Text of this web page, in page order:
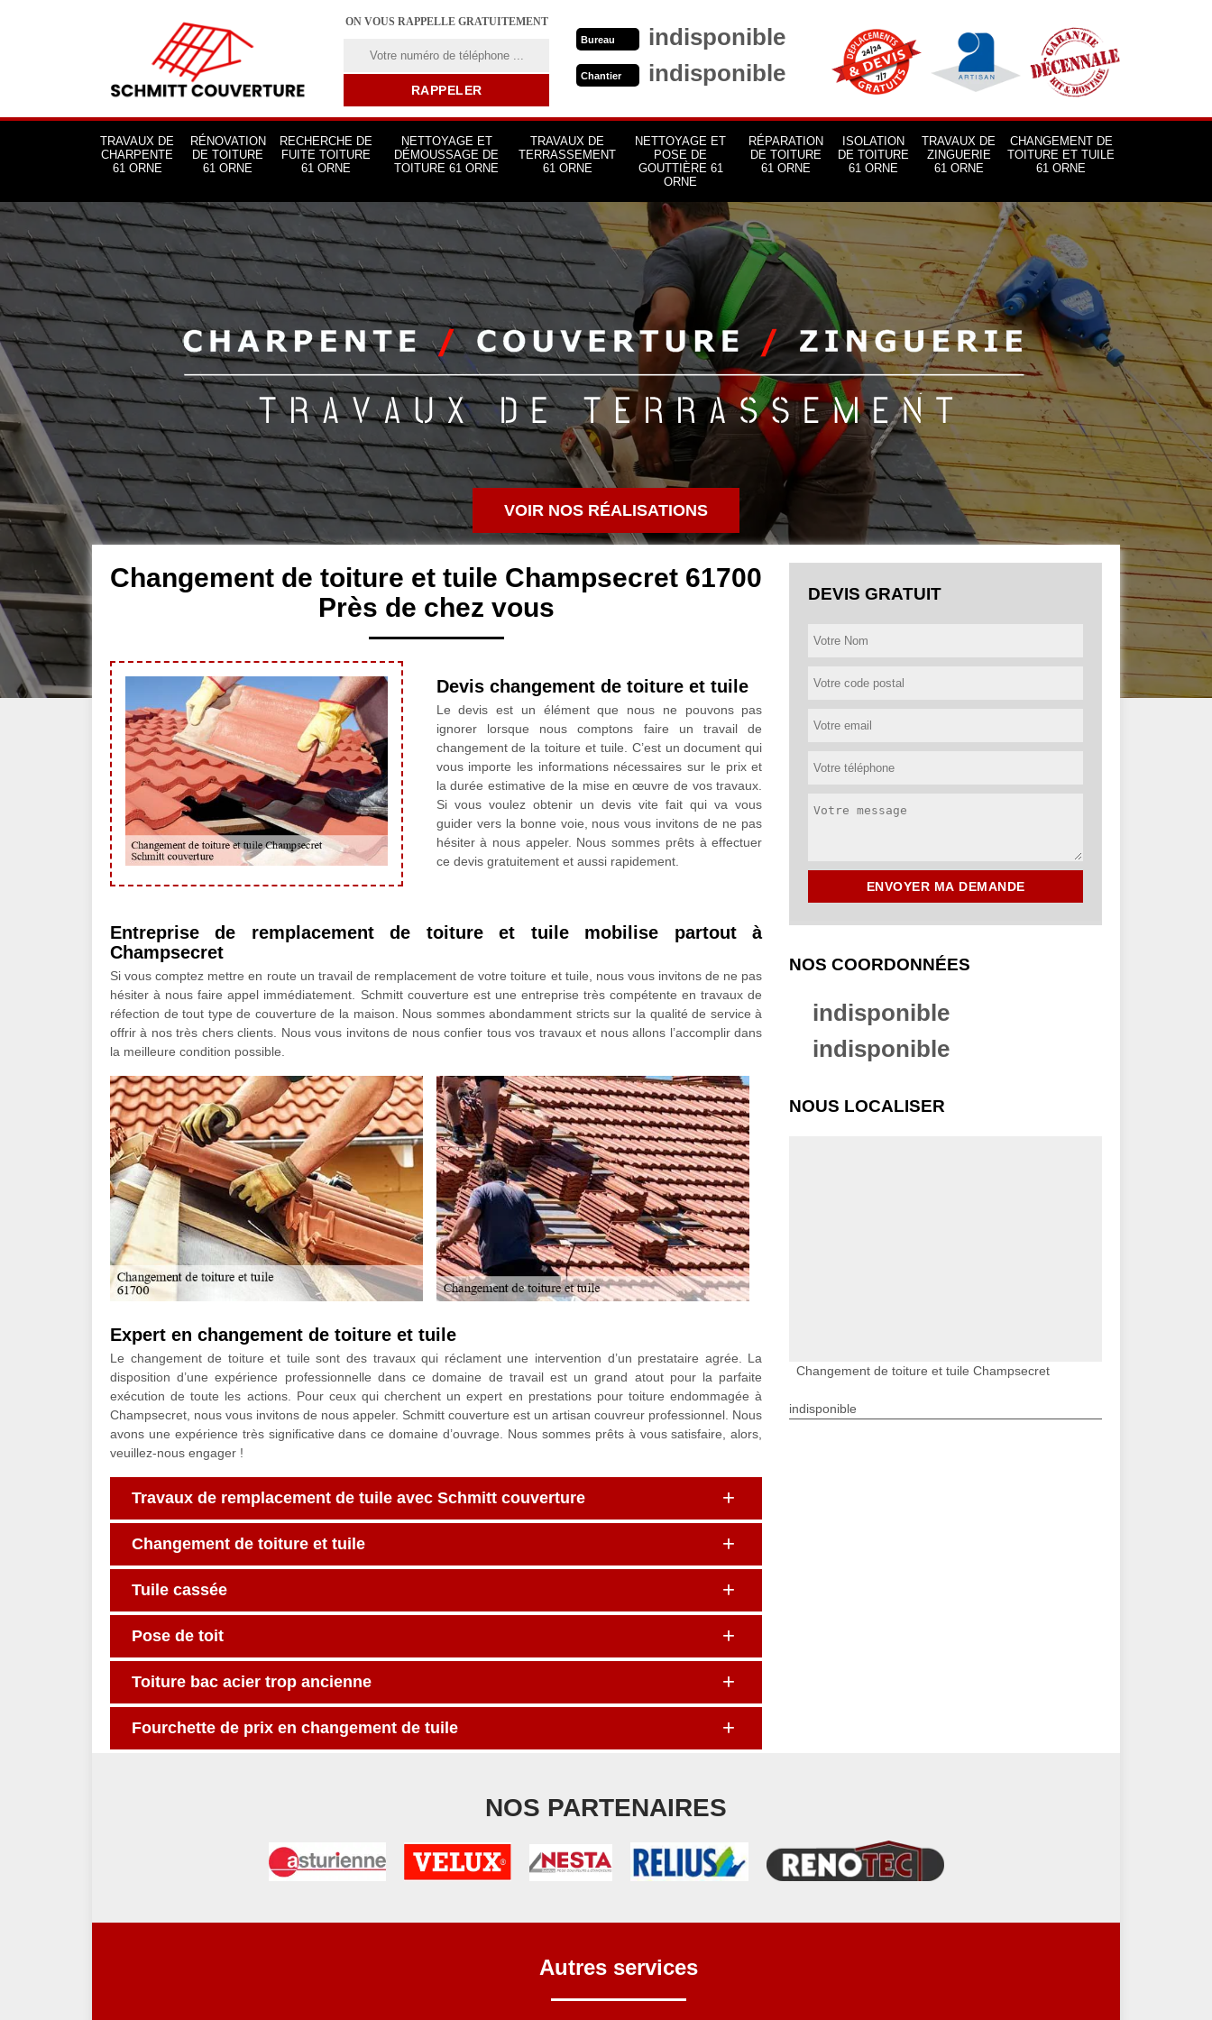
ON VOUS RAPPELLE GRATUITEMENT
Bureau indisponible
Chantier indisponible
TRAVAUX DE
CHARPENTE
61 ORNE
RÉNOVATION
DE TOITURE
61 ORNE
RECHERCHE DE
FUITE TOITURE
61 ORNE
NETTOYAGE ET
DÉMOUSSAGE DE
TOITURE 61 ORNE
TRAVAUX DE
TERRASSEMENT
61 ORNE
NETTOYAGE ET
POSE DE
GOUTTIÈRE 61
ORNE
RÉPARATION
DE TOITURE
61 ORNE
ISOLATION
DE TOITURE
61 ORNE
TRAVAUX DE
ZINGUERIE
61 ORNE
CHANGEMENT DE
TOITURE ET TUILE
61 ORNE
VOIR NOS RÉALISATIONS
Changement de toiture et tuile Champsecret 61700
Près de chez vous
Devis changement de toiture et tuile
Le devis est un élément que nous ne pouvons pas
ignorer lorsque nous comptons faire un travail de
changement de la toiture et tuile. C’est un document qui
vous importe les informations nécessaires sur le prix et
la durée estimative de la mise en œuvre de vos travaux.
Si vous voulez obtenir un devis vite fait qui va vous
guider vers la bonne voie, nous vous invitons de ne pas
hésiter à nous appeler. Nous sommes prêts à effectuer
ce devis gratuitement et aussi rapidement.
Entreprise de remplacement de toiture et tuile mobilise partout à
Champsecret
Si vous comptez mettre en route un travail de remplacement de votre toiture et tuile, nous vous invitons de ne pas
hésiter à nous faire appel immédiatement. Schmitt couverture est une entreprise très compétente en travaux de
réfection de tout type de couverture de la maison. Nous sommes abondamment stricts sur la qualité de service à
offrir à nos très chers clients. Nous vous invitons de nous confier tous vos travaux et nous allons l’accomplir dans
la meilleure condition possible.
Expert en changement de toiture et tuile
Le changement de toiture et tuile sont des travaux qui réclament une intervention d’un prestataire agrée. La
disposition d’une expérience professionnelle dans ce domaine de travail est un grand atout pour la parfaite
exécution de toute les actions. Pour ceux qui cherchent un expert en prestations pour toiture endommagée à
Champsecret, nous vous invitons de nous appeler. Schmitt couverture est un artisan couvreur professionnel. Nous
avons une expérience très significative dans ce domaine d’ouvrage. Nous sommes prêts à vous satisfaire, alors,
veuillez-nous engager !
Travaux de remplacement de tuile avec Schmitt couverture
Changement de toiture et tuile
Tuile cassée
Pose de toit
Toiture bac acier trop ancienne
Fourchette de prix en changement de tuile
DEVIS GRATUIT
NOS COORDONNÉES
indisponible
indisponible
NOUS LOCALISER
Changement de toiture et tuile Champsecret
indisponible
NOS PARTENAIRES
Autres services